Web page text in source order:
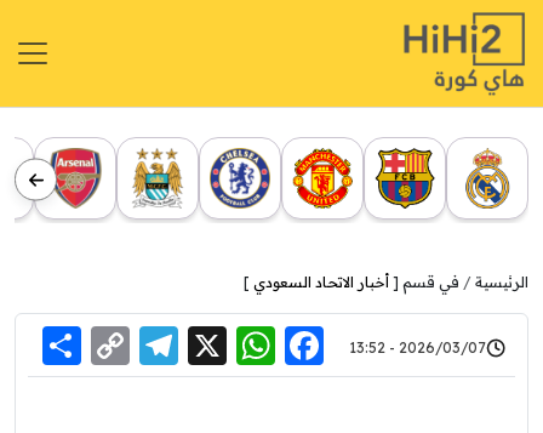
الرئيسية في قسم [ أخبار الاتحاد السعودي ]
2026/03/07 - 13:52
Facebook
WhatsApp
X
Link